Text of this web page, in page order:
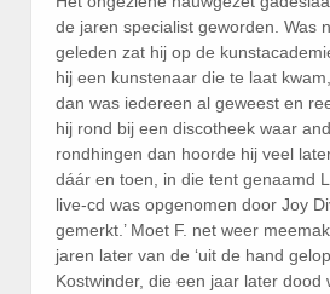
de jaren specialist geworden. Was
geleden zat hij op de
hij een kunstenaar die te laat
dan was iedereen al geweest en
hij rond bij een discotheek waar
rondhingen dan hoorde hij veel
dáár en toen, in die tent genaamd
live-cd was opgenomen door Joy
gemerkt.’ Moet F. net weer
jaren later van de ‘uit de hand
Kostwinder, die een jaar later dood